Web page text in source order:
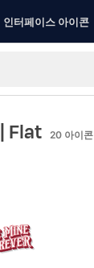
인터페이스 아이콘
| Flat 20 아이콘